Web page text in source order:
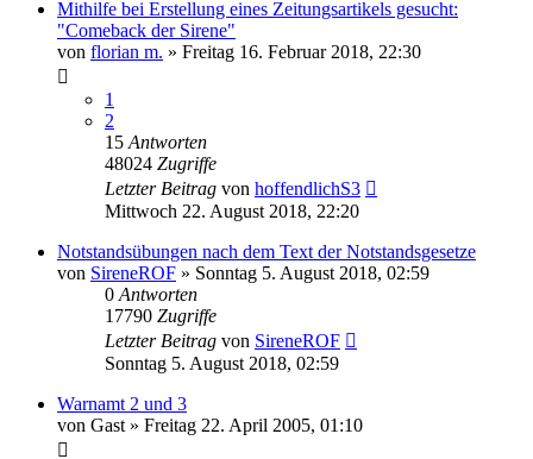
Mithilfe bei Erstellung eines Zeitungsartikels gesucht:
"Comeback der Sirene"
von florian m. » Freitag 16. Februar 2018, 22:30
1
2
15 Antworten
48024 Zugriffe
Letzter Beitrag von hoffendlichS3
Mittwoch 22. August 2018, 22:20
Notstandsübungen nach dem Text der Notstandsgesetze
von SireneROF » Sonntag 5. August 2018, 02:59
0 Antworten
17790 Zugriffe
Letzter Beitrag von SireneROF
Sonntag 5. August 2018, 02:59
Warnamt 2 und 3
von Gast » Freitag 22. April 2005, 01:10